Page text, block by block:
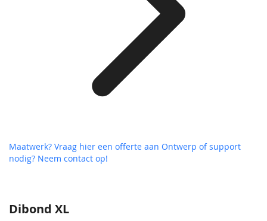
Dibond XL
Maatwerk? Vraag hier een offerte aan Ontwerp of support
nodig? Neem contact op!